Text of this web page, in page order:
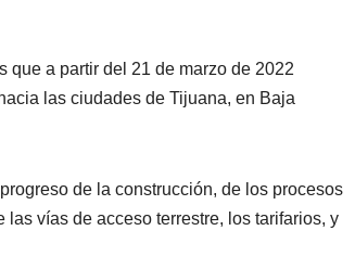
que a partir del 21 de marzo de 2022
las ciudades de Tijuana, en Baja
de la construcción, de los procesos
vías de acceso terrestre, los tarifarios, y